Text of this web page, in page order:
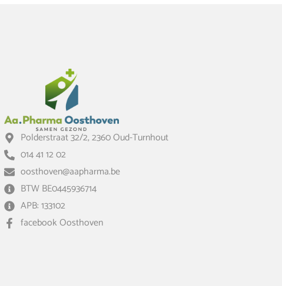
Polderstraat 32/2, 2360 Oud-Turnhout
014 41 12 02
oosthoven@aapharma.be
BTW BE0445936714
APB: 133102
facebook Oosthoven